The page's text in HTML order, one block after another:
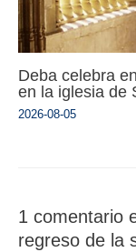
Deba celebra
en la iglesia de
2026-08-05
1 comentario
regreso de la